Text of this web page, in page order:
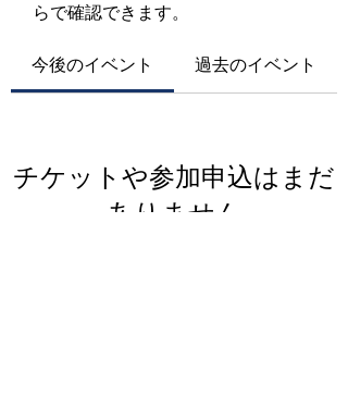
らで確認できます。
今後のイベント 過去のイベント
チケットや参加申込はまだ
ありません